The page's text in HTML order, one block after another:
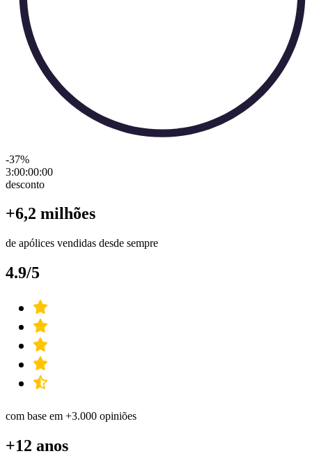
-37%
3:00:00:00
desconto
+6,2 milhões
de apólices vendidas desde sempre
4.9/5
com base em +3.000 opiniões
+12 anos